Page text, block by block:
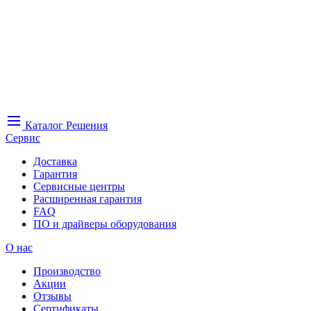
Каталог Решения
Сервис
Доставка
Гарантия
Сервисные центры
Расширенная гарантия
FAQ
ПО и драйверы оборудования
О нас
Производство
Акции
Отзывы
Сертификаты